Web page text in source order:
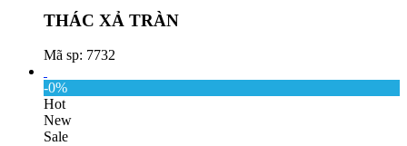
THÁC XẢ TRÀN
Mã sp: 7732
-0%
Hot
New
Sale